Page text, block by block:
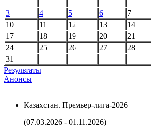
3
4 5 6 7
10
11 12 13 14
17
18 19 20 21
24
25 26 27 28
31
Результаты
Анонсы
Казахстан. Премьер-лига-2026
(07.03.2026 - 01.11.2026)